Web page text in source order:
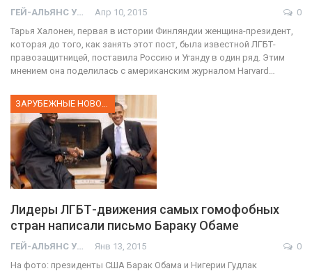
ГЕЙ-АЛЬЯНС УКРАИНА Апр 10, 2015
0
Тарья Халонен, первая в истории Финляндии женщина-президент,
которая до того, как занять этот пост, была известной ЛГБТ-
правозащитницей, поставила Россию и Уганду в один ряд. Этим
мнением она поделилась с американским журналом Harvard…
ЗАРУБЕЖНЫЕ НОВОСТИ
Лидеры ЛГБТ-движения самых гомофобных
стран написали письмо Бараку Обаме
ГЕЙ-АЛЬЯНС УКРАИНА Янв 13, 2015
0
На фото: президенты США Барак Обама и Нигерии Гудлак